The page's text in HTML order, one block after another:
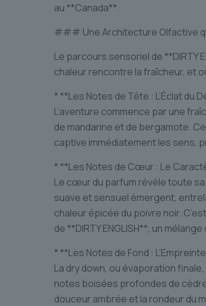
au **Canada**.
### Une Architecture Olfactive
Le parcours sensoriel de **DIRTY
chaleur rencontre la fraîcheur, et
* **Les Notes de Tête : L’Éclat du
L’aventure commence par une
de mandarine et de bergamote.
captive immédiatement les sens,
* **Les Notes de Cœur : Le
Le cœur du parfum révèle toute
suave et sensuel émergent,
chaleur épicée du poivre noir.
de **DIRTY ENGLISH**, un
* **Les Notes de Fond :
La dry down, ou évaporation
notes boisées profondes de
douceur ambrée et la rondeur du